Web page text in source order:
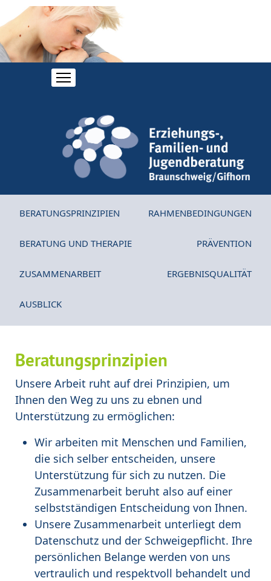
BERATUNGSPRINZIPIEN RAHMENBEDINGUNGEN
BERATUNG UND THERAPIE PRÄVENTION
ZUSAMMENARBEIT ERGEBNISQUALITÄT
AUSBLICK
Beratungsprinzipien
Unsere Arbeit ruht auf drei Prinzipien, um
Ihnen den Weg zu uns zu ebnen und
Unterstützung zu ermöglichen:
Wir arbeiten mit Menschen und Familien,
die sich selber entscheiden, unsere
Unterstützung für sich zu nutzen. Die
Zusammenarbeit beruht also auf einer
selbstständigen Entscheidung von Ihnen.
Unsere Zusammenarbeit unterliegt dem
Datenschutz und der Schweigepflicht. Ihre
persönlichen Belange werden von uns
vertraulich und respektvoll behandelt und